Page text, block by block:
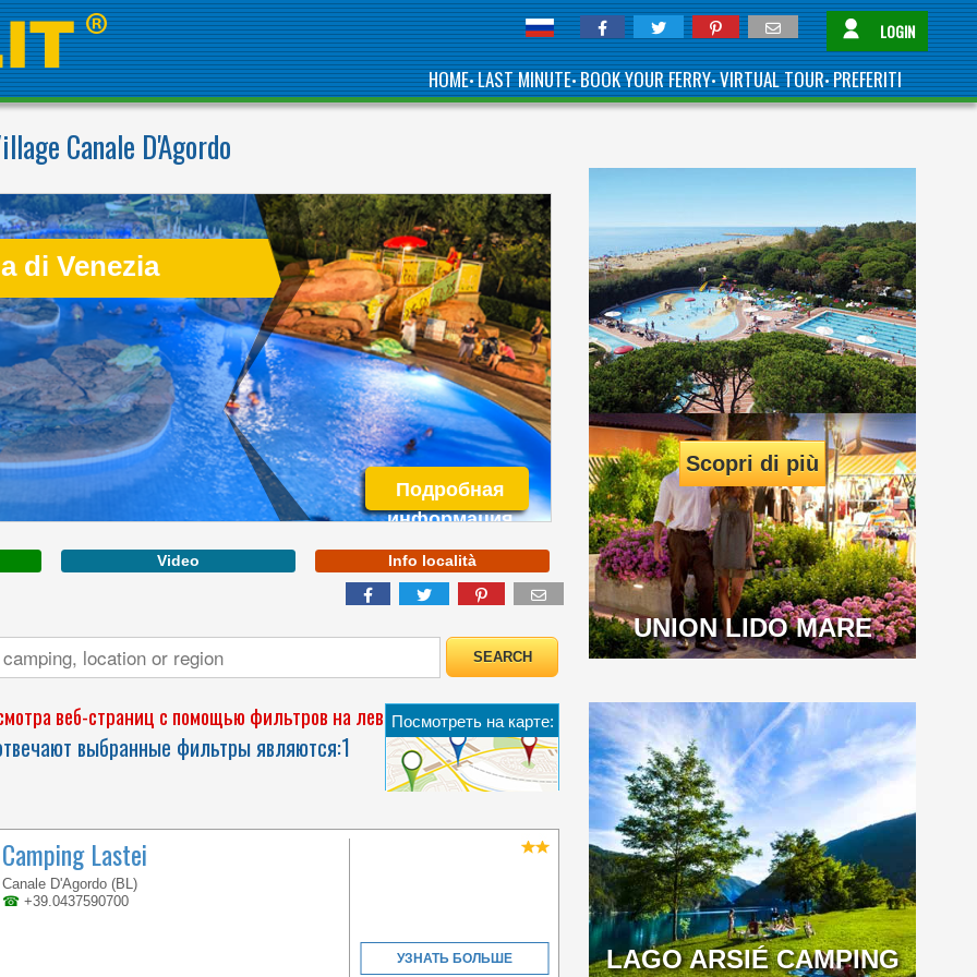
LOGIN
HOME•LAST MINUTE•BOOK YOUR FERRY•VIRTUAL TOUR•PREFERITI
Canale D'Agordo
di Venezia
Подробная
информация
Video Info località
веб-страниц с помощью фильтров на левой
выбранные фильтры являются:1
Посмотреть на карте:
Camping Lastei
Canale D'Agordo (BL)
☎ +39.0437590700
УЗНАТЬ БОЛЬШЕ
FIRST 5 STAR CAMPING
IN ITALY
UNION LIDO MARE
Scopri di più
LAGO ARSIÈ CAMPING
VILLAGE, AN IDEAL
DESTINATION FOR ALL
WHO WISH TO TAKE
THEIR HOLIDAYS
CORLO LAKE NEAR
LAGO ARSIÉ CAMPING